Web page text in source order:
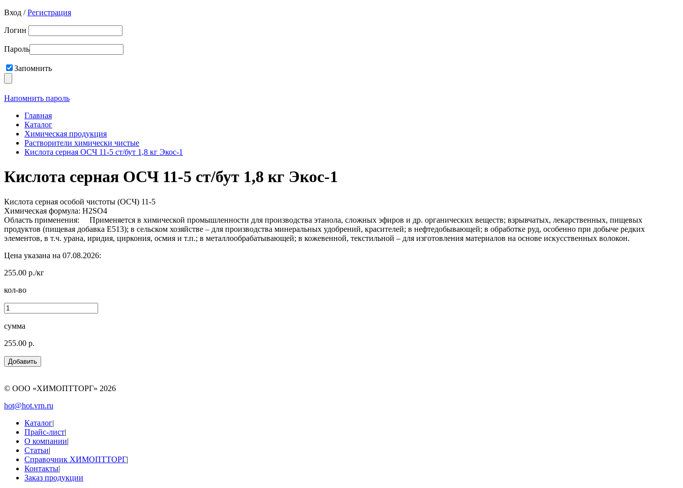
Вход /Регистрация
Логин
Пароль
Запомнить
Напомнить пароль
Главная
Каталог
Химическая продукция
Растворители химически чистые
Кислота серная ОСЧ 11-5 ст/бут 1,8 кг Экос-1
Кислота серная ОСЧ 11-5 ст/бут 1,8 кг Экос-1
Кислота серная особой чистоты (ОСЧ) 11-5
Химическая формула: H2SO4
Область применения: Применяется в химической промышленности для производства этанола, сложных эфиров и др. органических веществ; взрывчатых, лекарственных, пищевых
продуктов (пищевая добавка E513); в сельском хозяйстве – для производства минеральных удобрений, красителей; в нефтедобывающей; в обработке руд, особенно при добыче редких
элементов, в т.ч. урана, иридия, циркония, осмия и т.п.; в металлообрабатывающей; в кожевенной, текстильной – для изготовления материалов на основе искусственных волокон.
Цена указана на 07.08.2026:
255.00 р./кг
кол-во
сумма
255.00 р.
© ООО «ХИМОПТТОРГ» 2026
hot@hot.vrn.ru
Каталог|
Прайс-лист|
О компании|
Статьи|
Справочник ХИМОПТТОРГ|
Контакты|
Заказ продукции